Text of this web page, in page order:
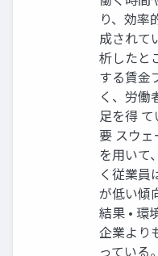
り、効率
成されて
析したと
する賃金
く、労働
足を得
要 スウ
を用いて
く従業員
が低い傾
結果 • 環
企業より
っている